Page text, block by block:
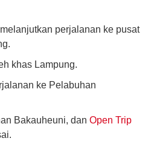
perjalanan ke pusat
khas Lampung.
ke Pelabuhan
Bakauheuni, dan Open Trip